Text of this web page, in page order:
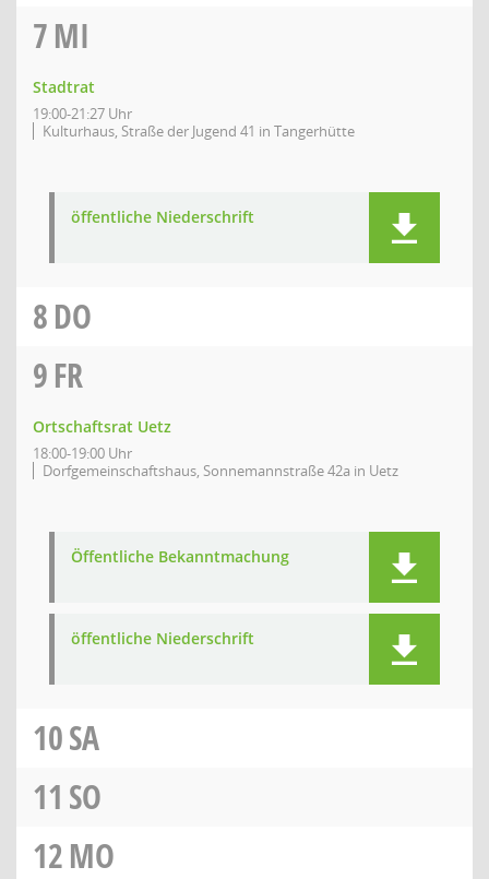
7MI
Stadtrat
19:00-21:27 Uhr
Kulturhaus, Straße der Jugend 41 in Tangerhütte
öffentliche Niederschrift
8DO
9FR
Ortschaftsrat Uetz
18:00-19:00 Uhr
Dorfgemeinschaftshaus, Sonnemannstraße 42a in Uetz
Öffentliche Bekanntmachung
öffentliche Niederschrift
10SA
11 SO
12MO